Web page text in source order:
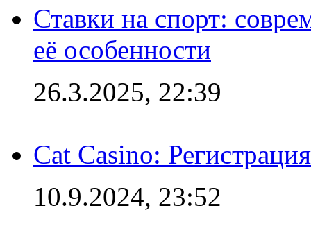
Ставки на спорт:
её особенности
26.3.2025, 22:39
Cat Casino:
10.9.2024, 23:52